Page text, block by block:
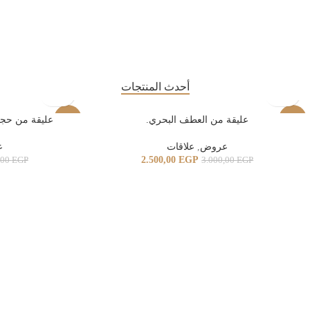
أحدث المنتجات
عليقة من العطف البحري.
عروض, علاقات
3.000,00EGP
2.500,00EGP
عليقة من
EGP